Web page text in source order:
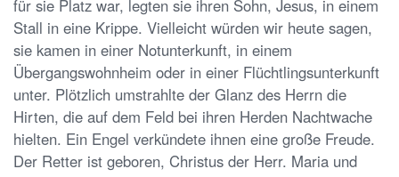
für sie Platz war, legten sie ihren Sohn, Jesus, in einem
Stall in eine Krippe. Vielleicht würden wir heute sagen,
sie kamen in einer Notunterkunft, in einem
Übergangswohnheim oder in einer Flüchtlingsunterkunft
unter. Plötzlich umstrahlte der Glanz des Herrn die
Hirten, die auf dem Feld bei ihren Herden Nachtwache
hielten. Ein Engel verkündete ihnen eine große Freude.
Der Retter ist geboren, Christus der Herr. Maria und